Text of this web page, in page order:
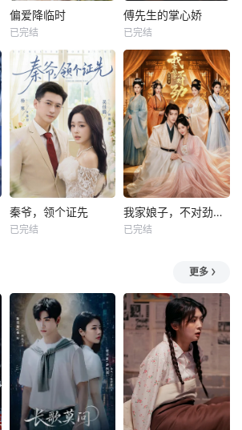
偏爱降临时
已完结
傅先生的掌心娇
已完结
秦爷，领个证先
已完结
我家娘子，不对劲第四季
已完结
更多